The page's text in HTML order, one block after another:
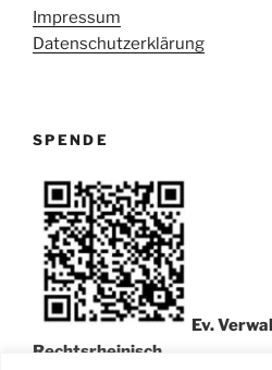
Impressum
Datenschutzerklärung
SPENDE
Ev.
Rechtsrheinisch